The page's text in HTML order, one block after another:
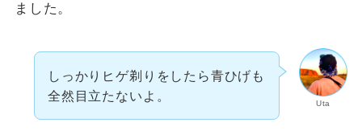
ました。
Uta
しっかりヒゲ剃りをしたら青ひげも
全然目立たないよ。